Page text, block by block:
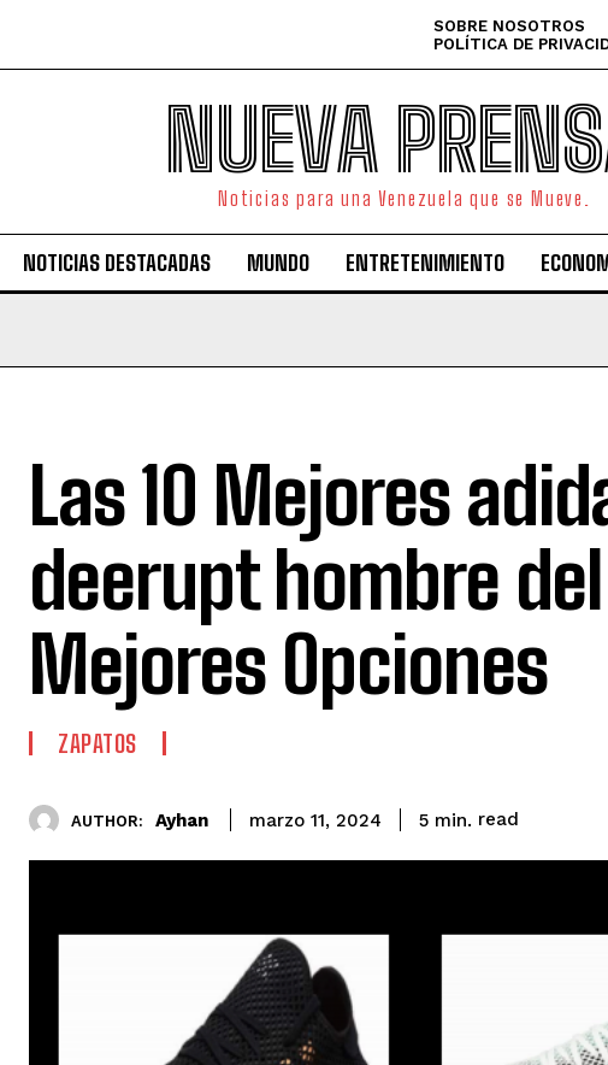
SOBRE NOSOTROS
POLÍTICA DE
NUEVA
Noticias para una Venezuela que se Mueve.
NOTICIAS DESTACADAS MUNDO ENTRETENIMIENTO
Las 10 Mejores
deerupt hombre
Mejores Opciones
ZAPATOS
AUTHOR: Ayhan marzo 11, 2024 5 min. read